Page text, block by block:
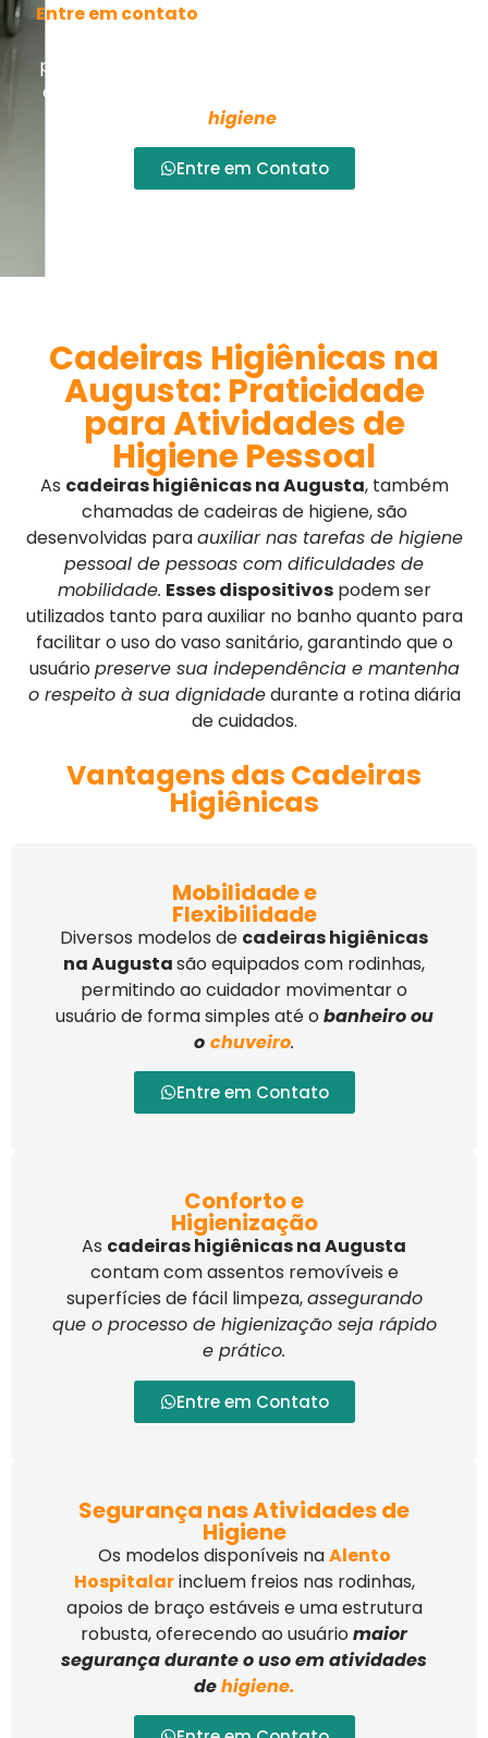
Entre em contato
práticas, confortáveis e seguras para usuários e
cuidadores.
higiene
Entre em Contato
Cadeiras Higiênicas na
Augusta: Praticidade
para Atividades de
Higiene Pessoal
As cadeiras higiênicas na Augusta, também
chamadas de cadeiras de higiene, são
desenvolvidas paraauxiliar nas tarefas de higiene
pessoal de pessoas com dificuldades de
mobilidade. Esses dispositivospodem ser
utilizados tanto para auxiliar no banho quanto para
facilitar o uso do vaso sanitário, garantindo que o
usuáriopreserve sua independência e mantenha
o respeito à sua dignidadedurante a rotina diária
de cuidados.
Vantagens das Cadeiras
Higiênicas
Mobilidade e
Flexibilidade
Diversos modelos de cadeiras higiênicas
na Augustasão equipados com rodinhas,
permitindo ao cuidador movimentar o
usuário de forma simples até o banheiro ou
o chuveiro.
Entre em Contato
Conforto e
Higienização
As cadeiras higiênicas na Augusta
contam com assentos removíveis e
superfícies de fácil limpeza,assegurando
que o processo de higienização seja rápido
e prático.
Entre em Contato
Segurança nas Atividades de
Higiene
Os modelos disponíveis naAlento
Hospitalarincluem freios nas rodinhas,
apoios de braço estáveis e uma estrutura
robusta, oferecendo ao usuário maior
segurança durante o uso em atividades
dehigiene.